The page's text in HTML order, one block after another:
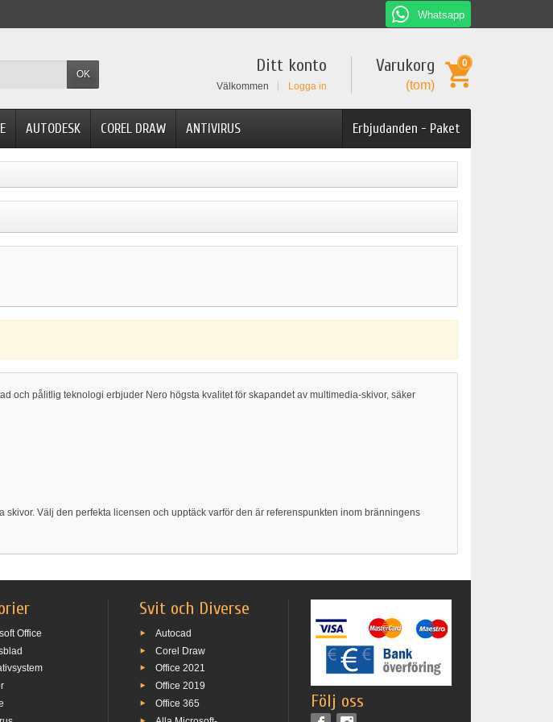
Whatsapp
OK Varukorg
(tom)
0
Ditt konto
Välkommen Logga in
Erbjudanden - Paket
AUTODESK COREL DRAW ANTIVIRUS
och pålitlig teknologi erbjuder Nero högsta kvalitet för skapandet av multimedia-skivor, säker
Välj den perfekta licensen och upptäck varför den är referenspunkten inom bränningens
Office
Svit och Diverse
Autocad
Corel Draw
Office 2021
Office 2019
Office 365
Följ oss